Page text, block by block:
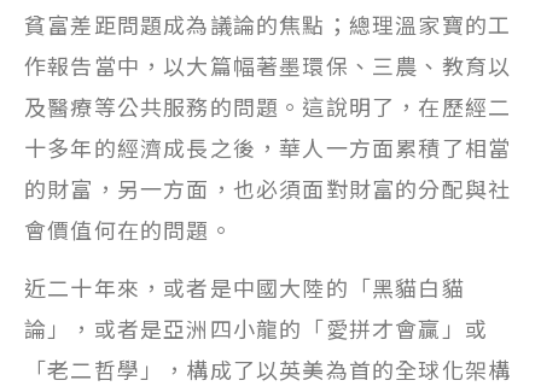
貧富差距問題成為議論的焦點；總理溫家寶的工
作報告當中，以大篇幅著墨環保、三農、教育以
及醫療等公共服務的問題。這說明了，在歷經二
十多年的經濟成長之後，華人一方面累積了相當
的財富，另一方面，也必須面對財富的分配與社
會價值何在的問題。
近二十年來，或者是中國大陸的「黑貓白貓
論」，或者是亞洲四小龍的「愛拼才會贏」或
「老二哲學」，構成了以英美為首的全球化架構